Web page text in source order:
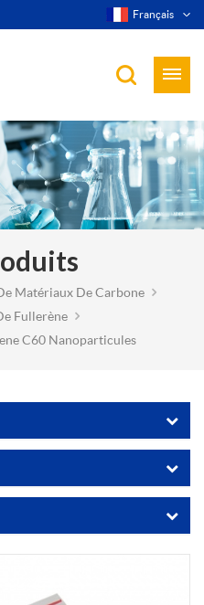
Français
Matériaux De Carbone
Fullerène
C60 Nanoparticules